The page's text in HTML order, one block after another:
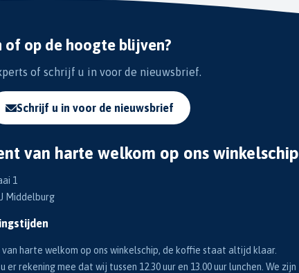
op de hoogte blijven?
of schrijf u in voor de nieuwsbrief.
Schrijf u in voor de nieuwsbrief
van harte welkom op ons winkelschip
1
Middelburg
van harte welkom op ons winkelschip, de koffie staat altijd klaar.
er rekening mee dat wij tussen 12.30 uur en 13.00 uur lunchen. We zijn